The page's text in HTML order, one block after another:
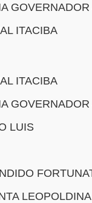
ITACIBA
ITACIBA
LUIS
LEOPOLDINA